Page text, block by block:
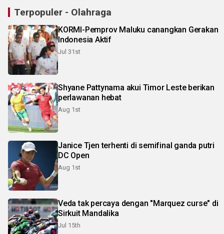
Terpopuler - Olahraga
KORMI-Pemprov Maluku canangkan Gerakan
Indonesia Aktif
Jul 31st
Shyane Pattynama akui Timor Leste berikan
perlawanan hebat
Aug 1st
Janice Tjen terhenti di semifinal ganda putri
DC Open
Aug 1st
Veda tak percaya dengan "Marquez curse" di
Sirkuit Mandalika
Jul 15th